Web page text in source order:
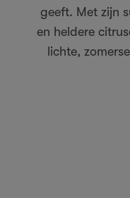
geeft. Met zijn
en heldere
lichte,